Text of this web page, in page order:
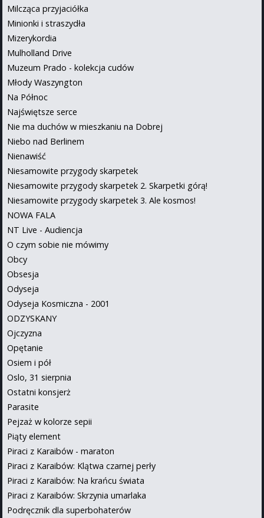
Milcząca przyjaciółka
Minionki i straszydła
Mizerykordia
Mulholland Drive
Muzeum Prado - kolekcja cudów
Młody Waszyngton
Na Północ
Najświętsze serce
Nie ma duchów w mieszkaniu na Dobrej
Niebo nad Berlinem
Nienawiść
Niesamowite przygody skarpetek
Niesamowite przygody skarpetek 2. Skarpetki górą!
Niesamowite przygody skarpetek 3. Ale kosmos!
NOWA FALA
NT Live - Audiencja
O czym sobie nie mówimy
Obcy
Obsesja
Odyseja
Odyseja Kosmiczna - 2001
ODZYSKANY
Ojczyzna
Opętanie
Osiem i pół
Oslo, 31 sierpnia
Ostatni konsjerż
Parasite
Pejzaż w kolorze sepii
Piąty element
Piraci z Karaibów - maraton
Piraci z Karaibów: Klątwa czarnej perły
Piraci z Karaibów: Na krańcu świata
Piraci z Karaibów: Skrzynia umarlaka
Podręcznik dla superbohaterów